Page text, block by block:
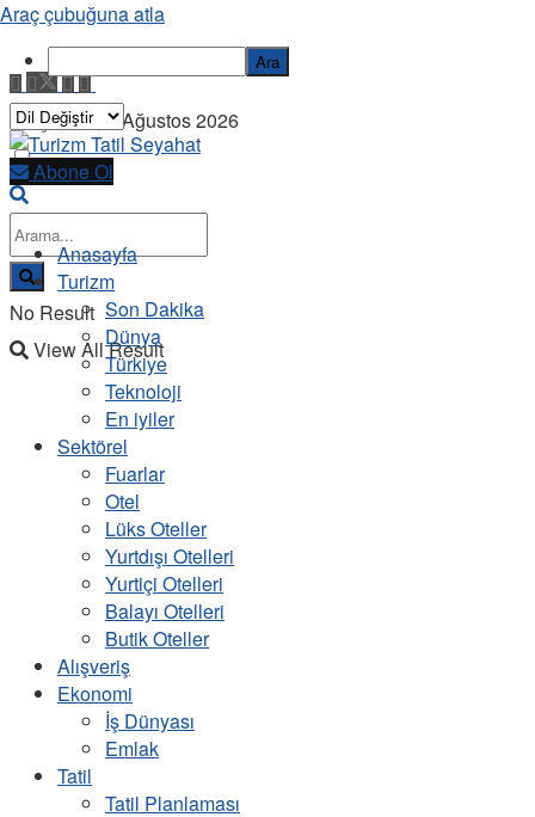
Perşembe, 6 Ağustos 2026
No Result
View All Result
Abone Ol
Anasayfa
Turizm
Son Dakika
Dünya
Türkiye
Teknoloji
En iyiler
Sektörel
Fuarlar
Otel
Lüks Oteller
Yurtdışı Otelleri
Yurtiçi Otelleri
Balayı Otelleri
Butik Oteller
Alışveriş
Ekonomi
İş Dünyası
Emlak
Tatil
Tatil Planlaması
Araç çubuğuna atla
Ara